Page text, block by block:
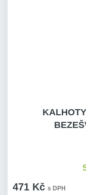
471 Kč s DPH